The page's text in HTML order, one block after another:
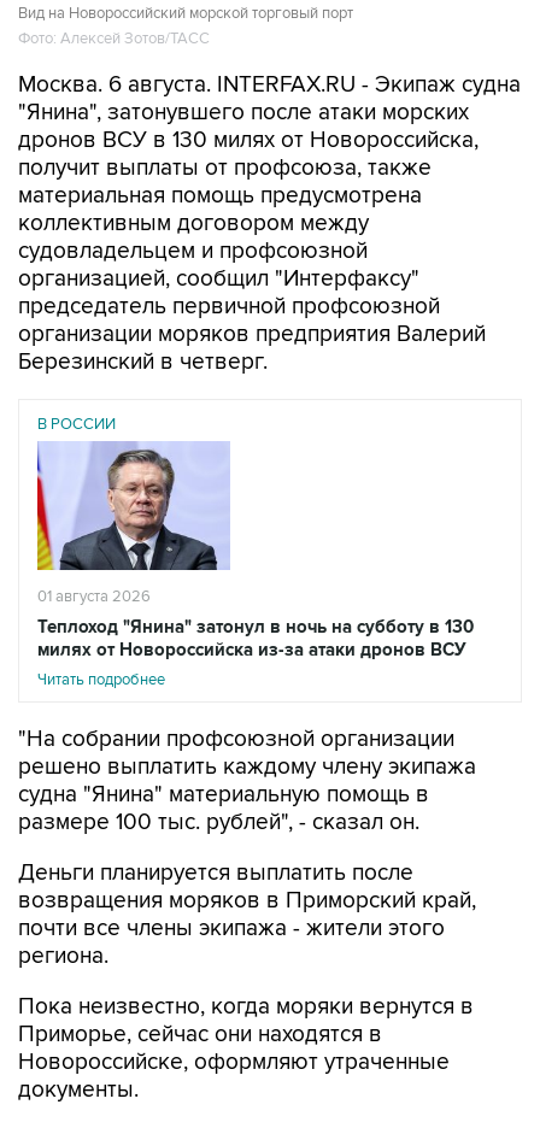
Вид на Новороссийский морской торговый порт
Фото: Алексей Зотов/ТАСС
Москва. 6 августа. INTERFAX.RU - Экипаж судна
"Янина", затонувшего после атаки морских
дронов ВСУ в 130 милях от Новороссийска,
получит выплаты от профсоюза, также
материальная помощь предусмотрена
коллективным договором между
судовладельцем и профсоюзной
организацией, сообщил "Интерфаксу"
председатель первичной профсоюзной
организации моряков предприятия Валерий
Березинский в четверг.
В РОССИИ
01 августа 2026
Теплоход "Янина" затонул в ночь на субботу в 130
милях от Новороссийска из-за атаки дронов ВСУ
Читать подробнее
"На собрании профсоюзной организации
решено выплатить каждому члену экипажа
судна "Янина" материальную помощь в
размере 100 тыс. рублей", - сказал он.
Деньги планируется выплатить после
возвращения моряков в Приморский край,
почти все члены экипажа - жители этого
региона.
Пока неизвестно, когда моряки вернутся в
Приморье, сейчас они находятся в
Новороссийске, оформляют утраченные
документы.